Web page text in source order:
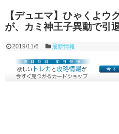
【デュエマ】ひゃくよウ
が、カミ神王子異動で引
2019/11/6 最新情報